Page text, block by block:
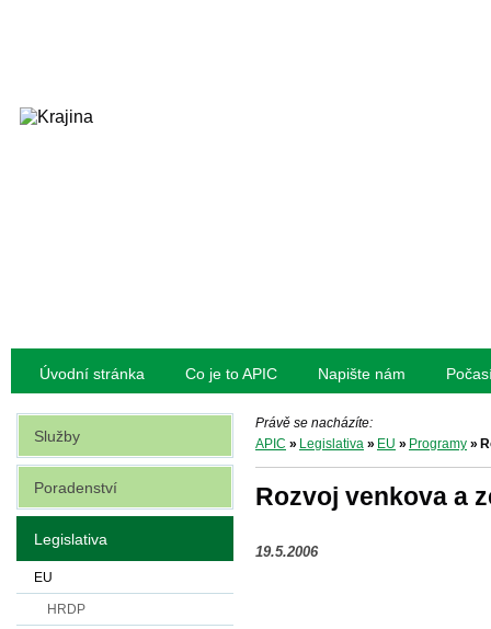
Úvodní stránka Co je to APIC Napište nám
Právě se nacházíte:
APIC » Legislativa » EU » Programy »
Rozvoj venkova a
19.5.2006
Služby
Poradenství
Legislativa
EU
HRDP